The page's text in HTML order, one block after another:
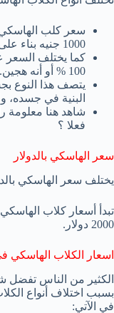
1000 جنيه بناء على صفات كل نوع.
كما يختلف السعر
100 % أو أنه هجين.
يتصف هذا النوع
البنية في جسده،
شاهد هنا معلومة
فعلا ؟
سعر الهاسكي بالدولار
يختلف سعر الهاسكي
2000 دولار.
اسعار الكلاب
الكثير من الناس
بسبب اختلاف أنواع
في الآتي: